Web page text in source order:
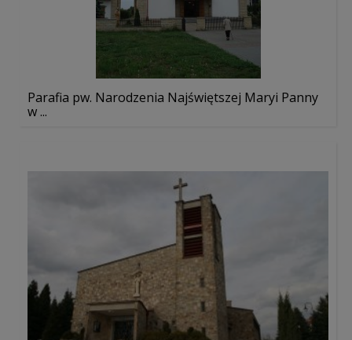
Parafia pw. Narodzenia Najświętszej Maryi Panny
w ...